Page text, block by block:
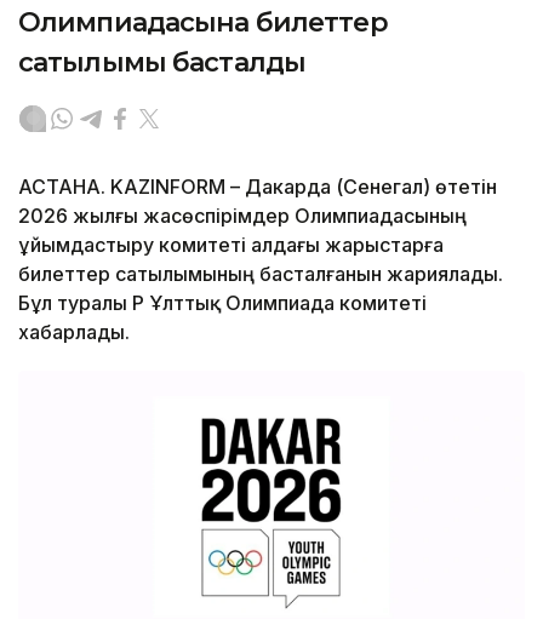
Олимпиадасына билеттер
сатылымы басталды
АСТАНА. KAZINFORM – Дакарда (Сенегал) өтетін
2026 жылғы жасөспірімдер Олимпиадасының
ұйымдастыру комитеті алдағы жарыстарға
билеттер сатылымының басталғанын жариялады.
Бұл туралы ҚР Ұлттық Олимпиада комитеті
хабарлады.